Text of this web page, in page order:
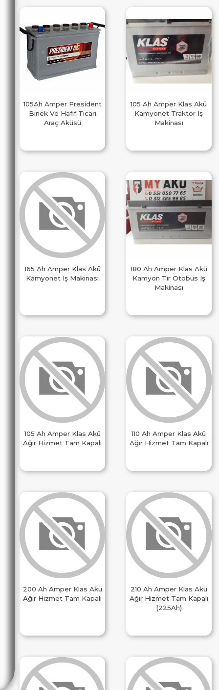
105Ah Amper President
Binek Ve Hafif Ticari
Araç Aküsü
105 Ah Amper Klas Akü
Kamyonet Traktör Iş
Makinası
165 Ah Amper Klas Akü
Kamyonet Iş Makinası
180 Ah Amper Klas Akü
Kamyon Tır Otobüs Iş
Makinası
105 Ah Amper Klas Akü
Ağır Hizmet Tam Kapalı
110 Ah Amper Klas Akü
Ağır Hizmet Tam Kapalı
200 Ah Amper Klas Akü
Ağır Hizmet Tam Kapalı
210 Ah Amper Klas Akü
Ağır Hizmet Tam Kapalı
(225Ah)